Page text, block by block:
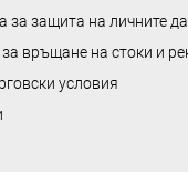
за защита на личните
връщане на стоки и
условия